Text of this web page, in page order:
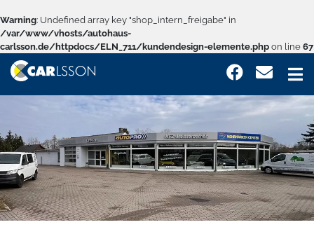
Warning: Undefined array key "shop_intern_freigabe" in
/var/www/vhosts/autohaus-
carlsson.de/httpdocs/ELN_711/kundendesign-elemente.php on line 67